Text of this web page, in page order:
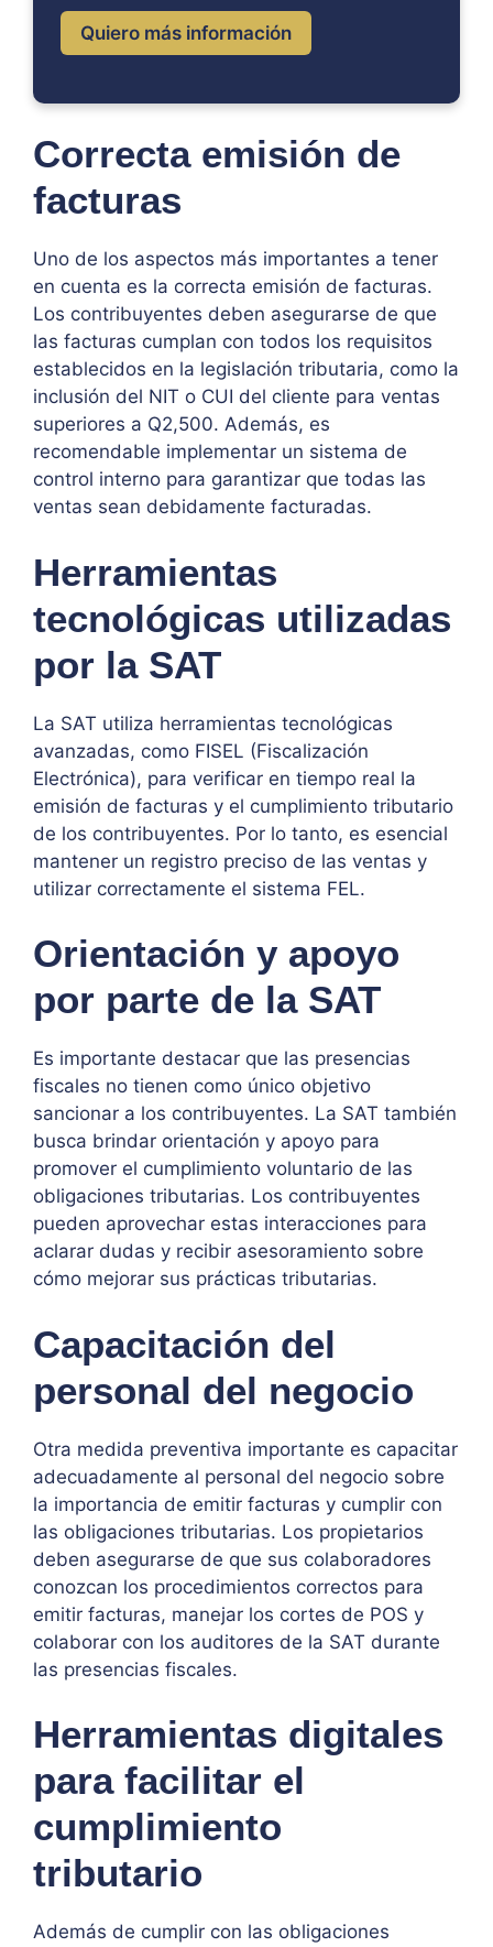
Quiero más información
Correcta emisión de
facturas
Uno de los aspectos más importantes a tener
en cuenta es la correcta emisión de facturas.
Los contribuyentes deben asegurarse de que
las facturas cumplan con todos los requisitos
establecidos en la legislación tributaria, como la
inclusión del NIT o CUI del cliente para ventas
superiores a Q2,500. Además, es
recomendable implementar un sistema de
control interno para garantizar que todas las
ventas sean debidamente facturadas.
Herramientas
tecnológicas utilizadas
por la SAT
La SAT utiliza herramientas tecnológicas
avanzadas, como FISEL (Fiscalización
Electrónica), para verificar en tiempo real la
emisión de facturas y el cumplimiento tributario
de los contribuyentes. Por lo tanto, es esencial
mantener un registro preciso de las ventas y
utilizar correctamente el sistema FEL.
Orientación y apoyo
por parte de la SAT
Es importante destacar que las presencias
fiscales no tienen como único objetivo
sancionar a los contribuyentes. La SAT también
busca brindar orientación y apoyo para
promover el cumplimiento voluntario de las
obligaciones tributarias. Los contribuyentes
pueden aprovechar estas interacciones para
aclarar dudas y recibir asesoramiento sobre
cómo mejorar sus prácticas tributarias.
Capacitación del
personal del negocio
Otra medida preventiva importante es capacitar
adecuadamente al personal del negocio sobre
la importancia de emitir facturas y cumplir con
las obligaciones tributarias. Los propietarios
deben asegurarse de que sus colaboradores
conozcan los procedimientos correctos para
emitir facturas, manejar los cortes de POS y
colaborar con los auditores de la SAT durante
las presencias fiscales.
Herramientas digitales
para facilitar el
cumplimiento
tributario
Además de cumplir con las obligaciones